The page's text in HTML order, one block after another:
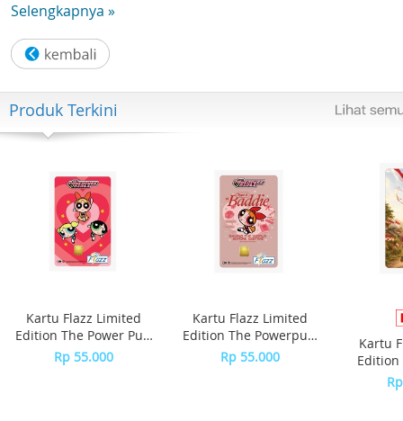
Audio support kompatibel dengan MacBook, MacBook
Mac Pro
Selengkapnya »
Produk Terkini
Kartu Flazz Limited
Edition The Power Puff
Girls
Rp 55.000
Kartu Flazz Limited
Edition The Powerpuff
Girls - Blossom
Rp 55.000
Kartu
Edition